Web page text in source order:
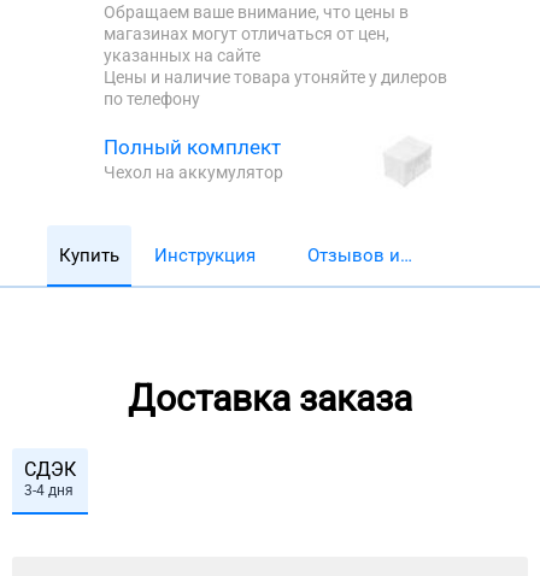
Обращаем ваше внимание, что цены в
магазинах могут отличаться от цен,
указанных на сайте
Цены и наличие товара утоняйте у дилеров
по телефону
Полный комплект
Чехол на аккумулятор
Купить Инструкция
Отзывов и
Доставка заказа
СДЭК
3-4 дня